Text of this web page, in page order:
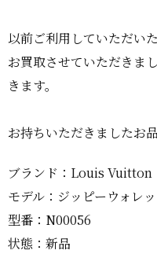
以前ご利用していただい
お買取させていただきま
きます。
お持ちいただきましたお
ブランド：Louis
モデル：ジッピーウォレ
型番：N00056
状態：新品